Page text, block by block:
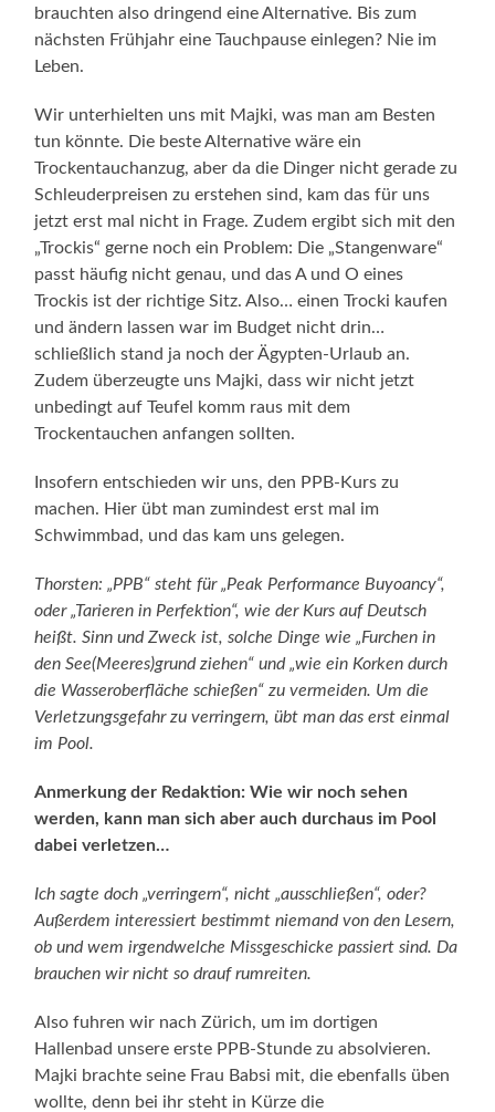
brauchten also dringend eine Alternative. Bis zum
nächsten Frühjahr eine Tauchpause einlegen? Nie im
Leben.
Wir unterhielten uns mit Majki, was man am Besten
tun könnte. Die beste Alternative wäre ein
Trockentauchanzug, aber da die Dinger nicht gerade zu
Schleuderpreisen zu erstehen sind, kam das für uns
jetzt erst mal nicht in Frage. Zudem ergibt sich mit den
„Trockis“ gerne noch ein Problem: Die „Stangenware“
passt häufig nicht genau, und das A und O eines
Trockis ist der richtige Sitz. Also… einen Trocki kaufen
und ändern lassen war im Budget nicht drin…
schließlich stand ja noch der Ägypten-Urlaub an.
Zudem überzeugte uns Majki, dass wir nicht jetzt
unbedingt auf Teufel komm raus mit dem
Trockentauchen anfangen sollten.
Insofern entschieden wir uns, den PPB-Kurs zu
machen. Hier übt man zumindest erst mal im
Schwimmbad, und das kam uns gelegen.
Thorsten: „PPB“ steht für „Peak Performance Buyoancy“,
oder „Tarieren in Perfektion“, wie der Kurs auf Deutsch
heißt. Sinn und Zweck ist, solche Dinge wie „Furchen in
den See(Meeres)grund ziehen“ und „wie ein Korken durch
die Wasseroberfläche schießen“ zu vermeiden. Um die
Verletzungsgefahr zu verringern, übt man das erst einmal
im Pool.
Anmerkung der Redaktion: Wie wir noch sehen
werden, kann man sich aber auch durchaus im Pool
dabei verletzen…
Ich sagte doch „verringern“, nicht „ausschließen“, oder?
Außerdem interessiert bestimmt niemand von den Lesern,
ob und wem irgendwelche Missgeschicke passiert sind. Da
brauchen wir nicht so drauf rumreiten.
Also fuhren wir nach Zürich, um im dortigen
Hallenbad unsere erste PPB-Stunde zu absolvieren.
Majki brachte seine Frau Babsi mit, die ebenfalls üben
wollte, denn bei ihr steht in Kürze die